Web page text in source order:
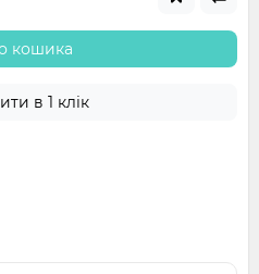
кошика
в 1 клік